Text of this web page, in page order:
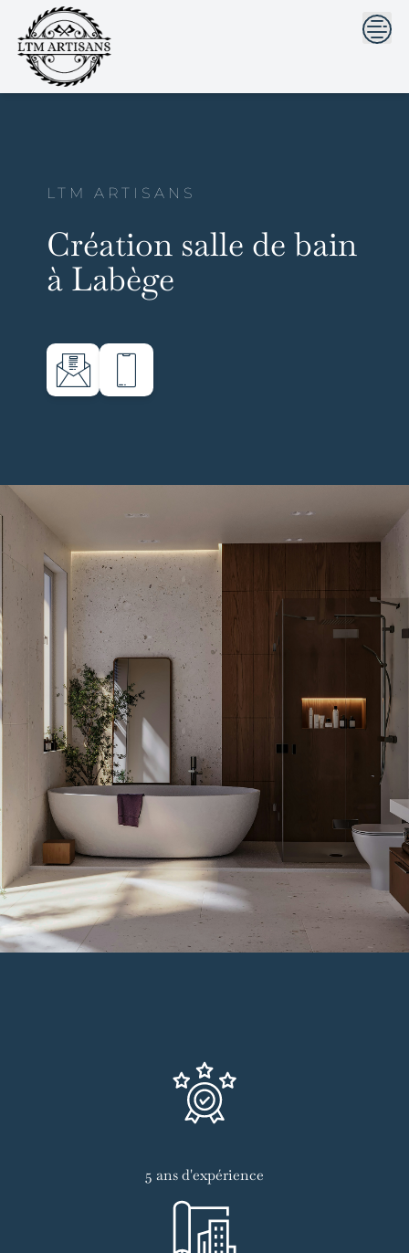
```html```
content
LTM ARTISANS
Création salle de bain
à Labège
5 ans d'expérience